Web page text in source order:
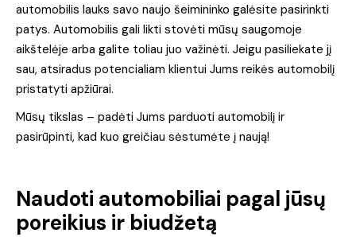
automobilis lauks savo naujo šeimininko galėsite pasirinkti
patys. Automobilis gali likti stovėti mūsų saugomoje
aikštelėje arba galite toliau juo važinėti. Jeigu pasiliekate jį
sau, atsiradus potencialiam klientui Jums reikės automobilį
pristatyti apžiūrai.
Mūsų tikslas – padėti Jums parduoti automobilį ir
pasirūpinti, kad kuo greičiau sėstumėte į naują!
Naudoti automobiliai pagal jūsų
poreikius ir biudžetą